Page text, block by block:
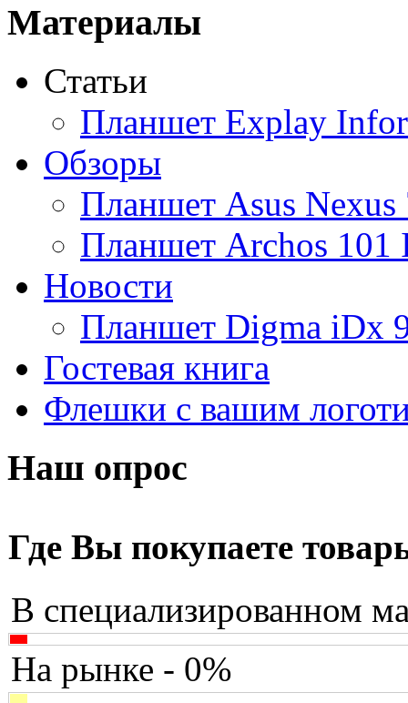
Acme
Ainol
Altinet
Amazon
Amber
Ampe
Apache(1)
Apple(30)
Apriori
Archos
Armaggeddon
Assistant
Asus(171)
Barnes&noble
Brain
Brava
Материалы
Статьи
Планшет Explay
Обзоры
Планшет Asus Nexus
Планшет Archos 101
Новости
Планшет Digma iDx
Гостевая книга
Флешки с вашим
Наш опрос
Где Вы покупаете
В специализированном
На рынке - 0%